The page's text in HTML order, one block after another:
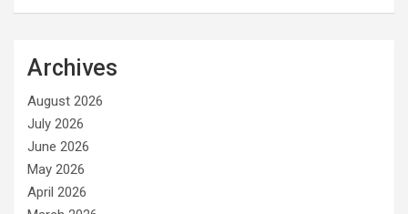
Archives
August 2026
July 2026
June 2026
May 2026
April 2026